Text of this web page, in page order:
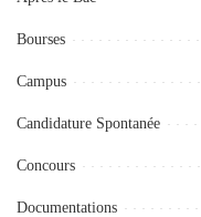
Bourses
Campus
Candidature Spontanée
Concours
Documentations